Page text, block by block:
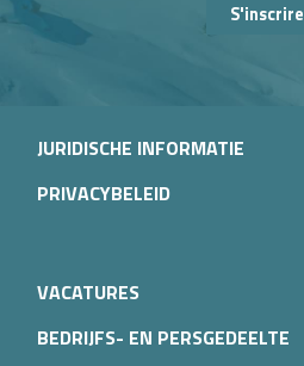
S'inscrire
JURIDISCHE INFORMATIE
PRIVACYBELEID
VACATURES
BEDRIJFS- EN PERSGEDEELTE